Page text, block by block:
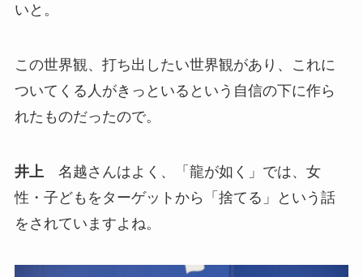
いと。
この世界観、打ち出したい世界観があり、これに
ついてくる人がきっといるという自信の下に作ら
れたものだったので。
井上 名越さんはよく、「龍が如く」では、女
性・子どもをターゲットから「捨てる」という話
をされていますよね。